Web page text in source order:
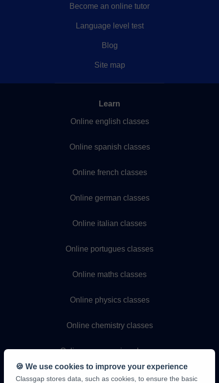
Become an online tutor
Language level test
Blog
Site map
Learn
Online english classes
Online spanish classes
Online french classes
Online german classes
Online italian classes
Online portugues classes
Online maths classes
Online physics classes
Online chemistry classes
Online programming classes
🍪 We use cookies to improve your experience
Classgap stores data, such as cookies, to ensure the basic